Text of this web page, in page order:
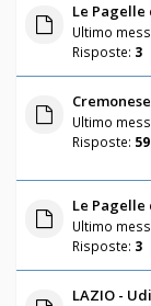
Le
Ultimo
Risposte: 3
Ultimo
Risposte: 59
Le Pagelle
Ultimo
Risposte: 3
LAZIO -